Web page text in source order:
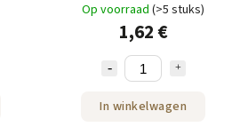
Op voorraad (>5 stuks)
1,62 €
In winkelwagen